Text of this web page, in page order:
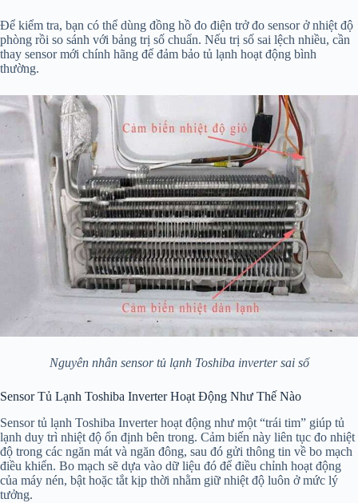
Để kiểm tra, bạn có thể dùng đồng hồ đo điện trở đo sensor ở nhiệt độ
phòng rồi so sánh với bảng trị số chuẩn. Nếu trị số sai lệch nhiều, cần
thay sensor mới chính hãng để đảm bảo tủ lạnh hoạt động bình
thường.
Nguyên nhân sensor tủ lạnh Toshiba inverter sai số
Sensor Tủ Lạnh Toshiba Inverter Hoạt Động Như Thế Nào
Sensor tủ lạnh Toshiba Inverter hoạt động như một “trái tim” giúp tủ
lạnh duy trì nhiệt độ ổn định bên trong. Cảm biến này liên tục đo nhiệt
độ trong các ngăn mát và ngăn đông, sau đó gửi thông tin về bo mạch
điều khiển. Bo mạch sẽ dựa vào dữ liệu đó để điều chỉnh hoạt động
của máy nén, bật hoặc tắt kịp thời nhằm giữ nhiệt độ luôn ở mức lý
tưởng.